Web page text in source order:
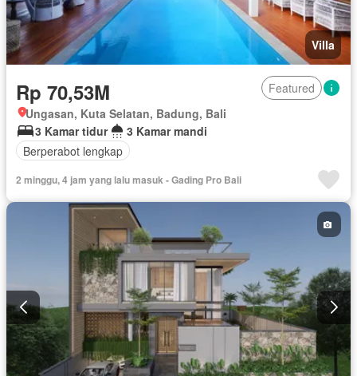
Villa
Rp 70,53M
Featured
Ungasan, Kuta Selatan, Badung, Bali
3 Kamar tidur
3 Kamar mandi
Berperabot lengkap
2 minggu, 4 jam yang lalu masuk - Gading Pro Bali